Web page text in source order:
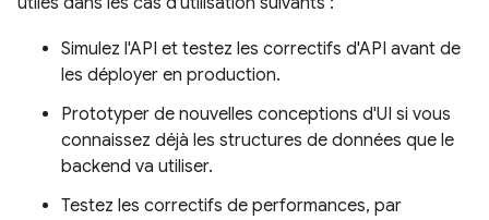
Simulez l'API et testez les correctifs d'API avant de
les déployer en production.
Prototyper de nouvelles conceptions d'UI si vous
connaissez déjà les structures de données que le
backend va utiliser.
Testez les correctifs de performances, par